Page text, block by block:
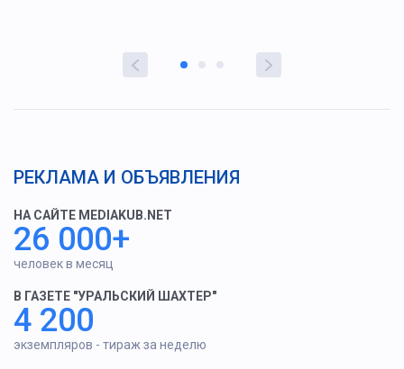
РЕКЛАМА И ОБЪЯВЛЕНИЯ
НА САЙТЕ MEDIAKUB.NET
26 000+
человек в месяц
В ГАЗЕТЕ "УРАЛЬСКИЙ ШАХТЕР"
4 200
экземпляров - тираж за неделю